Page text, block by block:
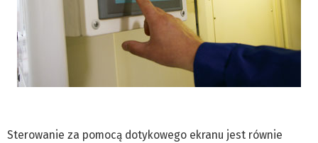
Sterowanie za pomocą dotykowego ekranu jest równie